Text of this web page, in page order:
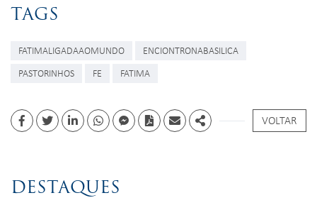
TAGS
FATIMALIGADAAOMUNDO
ENCIONTRONABASILICA
PASTORINHOS
FE FATIMA
FacebookTwitterLinkedinwhatsappfacebook messenger
PDF EmailShare
VOLTAR
DESTAQUES